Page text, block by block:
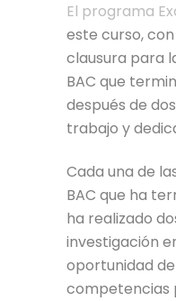
El programa
este curso,
clausura para
BAC que
después de
trabajo y
Cada una de
BAC que ha
ha realizado
investigación
oportunidad
competencias